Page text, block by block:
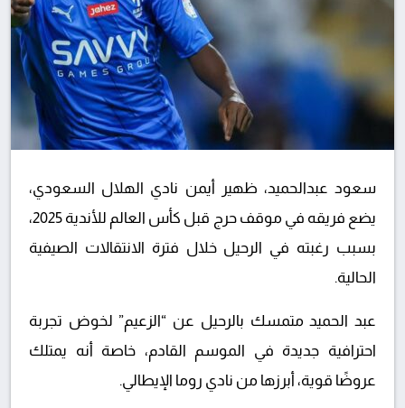
سعود عبدالحميد، ظهير أيمن نادي الهلال السعودي،
يضع فريقه في موقف حرج قبل كأس العالم للأندية 2025،
بسبب رغبته في الرحيل خلال فترة الانتقالات الصيفية
الحالية.
عبد الحميد متمسك بالرحيل عن “الزعيم” لخوض تجربة
احترافية جديدة في الموسم القادم، خاصة أنه يمتلك
عروضًا قوية، أبرزها من نادي روما الإيطالي.